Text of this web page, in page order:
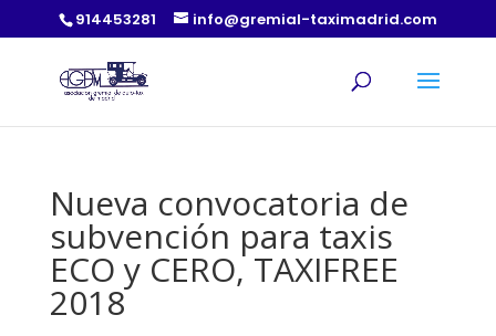
914453281 info@gremial-taximadrid.com
Nueva convocatoria de
subvención para taxis
ECO y CERO, TAXIFREE
2018